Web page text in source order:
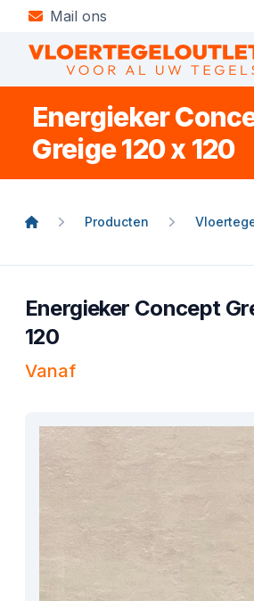
Mail ons
Energieker
Greige 120 x 120
Producten
Energieker Concept
120
Vanaf